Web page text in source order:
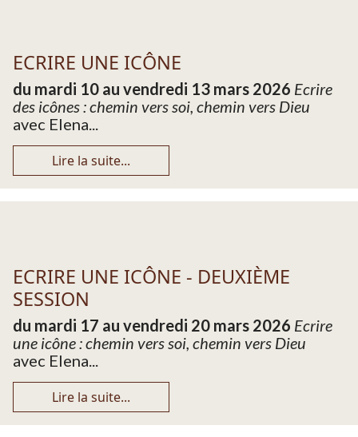
ECRIRE UNE ICÔNE
du mardi 10 au vendredi 13 mars 2026 Ecrire
des icônes : chemin vers soi, chemin vers Dieu
avec Elena...
Lire la suite...
ECRIRE UNE ICÔNE - DEUXIÈME
SESSION
du mardi 17 au vendredi 20 mars 2026 Ecrire
une icône : chemin vers soi, chemin vers Dieu
avec Elena...
Lire la suite...